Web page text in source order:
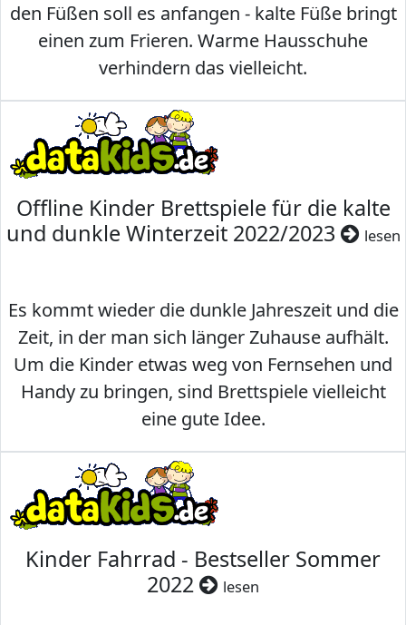
den Füßen soll es anfangen - kalte Füße bringt
einen zum Frieren. Warme Hausschuhe
verhindern das vielleicht.
Offline Kinder Brettspiele für die kalte
und dunkle Winterzeit 2022/2023
lesen
Es kommt wieder die dunkle Jahreszeit und die
Zeit, in der man sich länger Zuhause aufhält.
Um die Kinder etwas weg von Fernsehen und
Handy zu bringen, sind Brettspiele vielleicht
eine gute Idee.
Kinder Fahrrad - Bestseller Sommer
2022
lesen